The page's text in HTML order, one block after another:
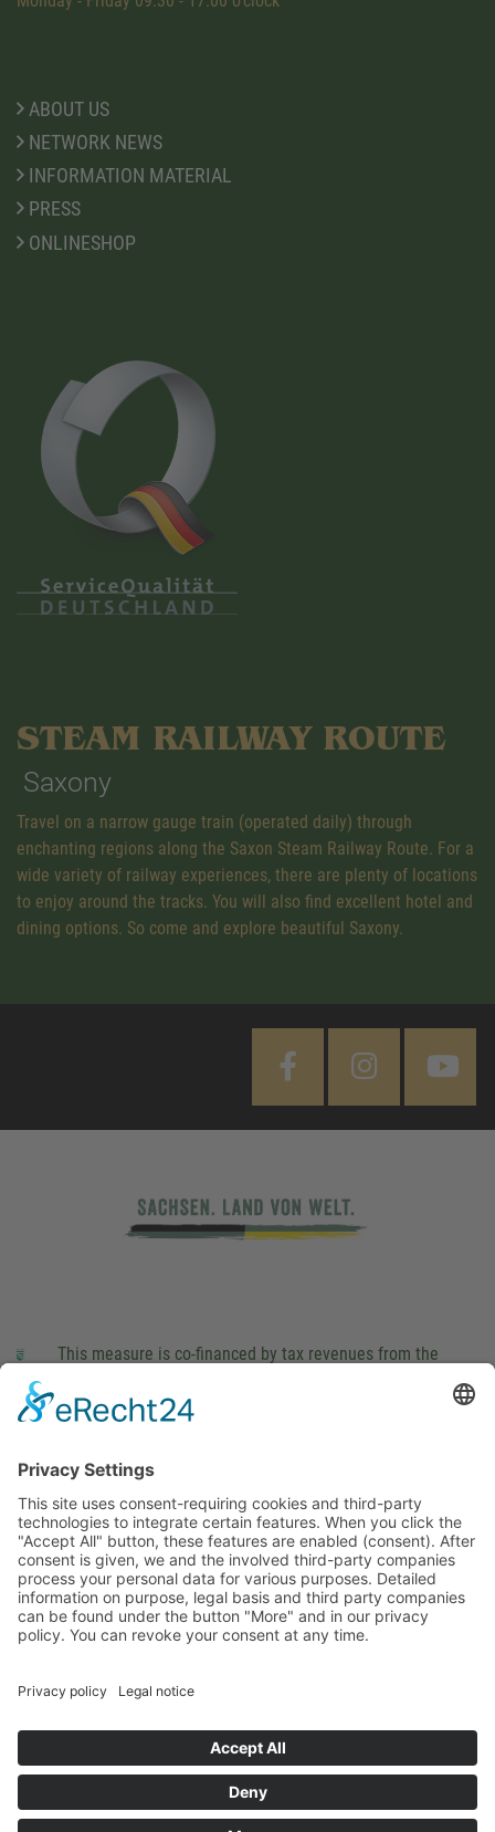
ABOUT US
NETWORK NEWS
INFORMATION MATERIAL
PRESS
ONLINESHOP
STEAM RAILWAY ROUTE
Saxony
Travel on a narrow gauge train (operated daily) through
enchanting regions along the Saxon Steam Railway Route. For a
wide variety of railway experiences, there are plenty of locations
to enjoy around the tracks. You will also find excellent hotel and
dining options. So come and explore beautiful Saxony.
This measure is co-financed by tax revenues from the
Landtag (parliament).
This site uses consent-requiring cookies and third-party
technologies to integrate certain features. When you click the
"Accept All" button, these features are enabled (consent).
After consent is given, we and the involved third-party
companies process your personal data for various purposes.
companies can be found under the button "More" and in our
DENY ACCEPT MORE